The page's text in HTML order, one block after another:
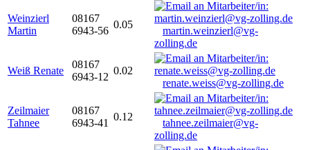
Weinzierl
Martin
08167
6943-56
0.05
martin.weinzierl@vg-
zolling.de
Weiß Renate
08167
6943-12
0.02
renate.weiss@vg-zolling.de
Zeilmaier
Tahnee
08167
6943-41
0.12
tahnee.zeilmaier@vg-
zolling.de